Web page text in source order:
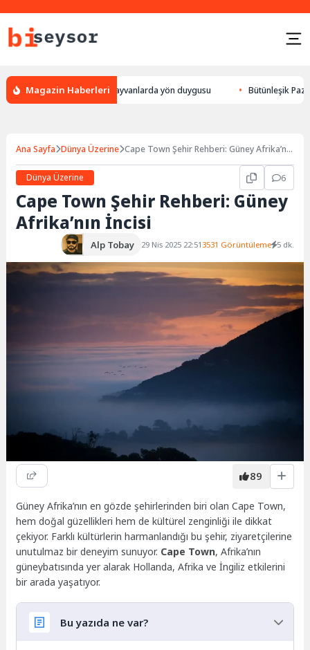
Magazin Haberleri
leylek yön bulması, hayvanlarda yön duygusu Bütünleşik
Ana Sayfa Dünya Üzerine Cape Town Şehir Rehberi: Güney Afrika’nın
Dünya Üzerine
6
Cape Town Şehir Rehberi: Güney
Afrika’nın İncisi
Alp Tobay 29 Nis 2025 22:51 3531 Görüntüleme 5 dk.
89
Güney Afrika’nın en gözde şehirlerinden biri olan Cape Town,
hem doğal güzellikleri hem de kültürel zenginliği ile dikkat
çekiyor. Farklı kültürlerin harmanlandığı bu şehir, ziyaretçilerine
unutulmaz bir deneyim sunuyor. Cape Town, Afrika’nın
güneybatısında yer alarak Hollanda, Afrika ve İngiliz etkilerini
bir arada yaşatıyor.
Bu yazıda ne var?